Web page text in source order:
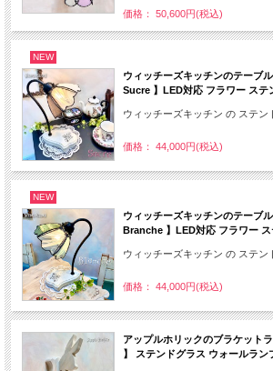
価格： 50,600円(税込)
NEW
ウィッチーズキッチンのテーブ
Sucre 】LED対応 フラワー ステ
ウィッチーズキッチン の ステン
価格： 44,000円(税込)
NEW
ウィッチーズキッチンのテーブ
Branche 】LED対応 フラワー ス
ウィッチーズキッチン の ステン
価格： 44,000円(税込)
アップルホリックのブラケット
】 ステンドグラス ウォールラン